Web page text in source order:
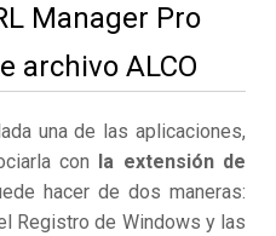
Manager Pro
archivo ALCO
una de las aplicaciones,
con la extensión de
hacer de dos maneras:
Registro de Windows y las